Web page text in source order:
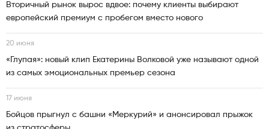
Вторичный рынок вырос вдвое: почему клиенты выбирают
европейский премиум с пробегом вместо нового
20 июня
«Глупая»: новый клип Екатерины Волковой уже называют одной
из самых эмоциональных премьер сезона
17 июня
Бойцов прыгнул с башни «Меркурий» и анонсировал прыжок